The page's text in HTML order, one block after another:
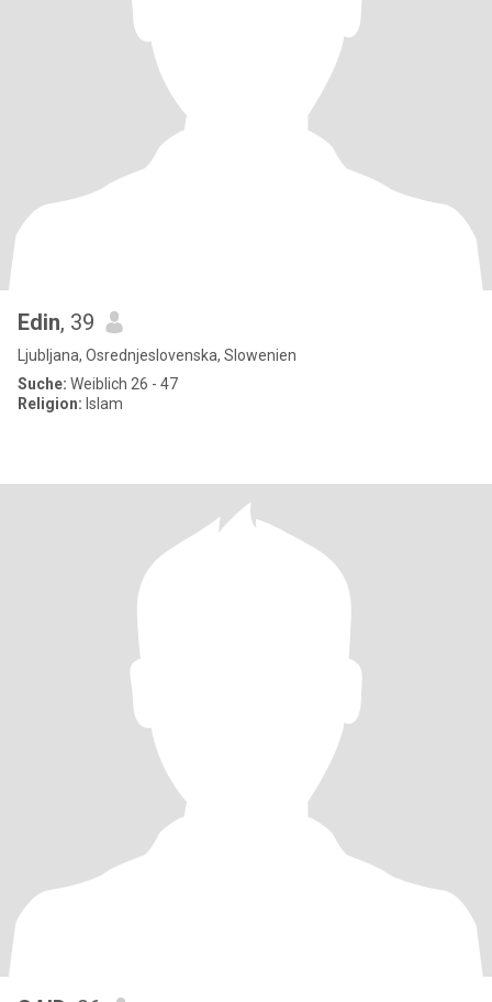
Edin, 39
Ljubljana, Osrednjeslovenska, Slowenien
Suche: Weiblich 26 - 47
Religion: Islam